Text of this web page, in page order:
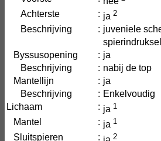
Achterste : ja 2
Beschrijving : juveniele
Byssusopening : ja
Beschrijving
: nabij de top
Mantellijn
: ja
Beschrijving
: Enkelvoudig
Lichaam
: ja 1
Mantel : ja 1
Sluitspieren : 2